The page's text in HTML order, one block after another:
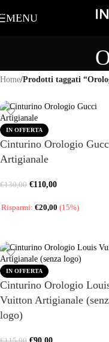
Skip to navigation
MENU
Home/Prodotti taggati
IN OFFERTA
Cinturino Orologio
Artigianale
€130,00 €110,00
Risparmi: €20,00 (15%)
IN OFFERTA
Cinturino Orologio
Vuitton Artigianale
logo)